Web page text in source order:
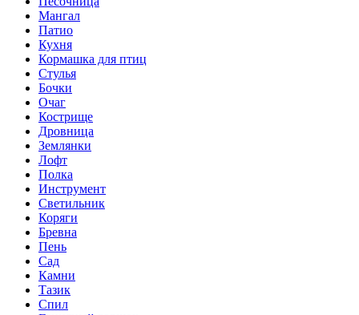
Мангал
Патио
Кухня
Кормашка для птиц
Стулья
Бочки
Очаг
Кострище
Дровница
Землянки
Лофт
Полка
Инструмент
Светильник
Коряги
Бревна
Пень
Сад
Камни
Тазик
Спил